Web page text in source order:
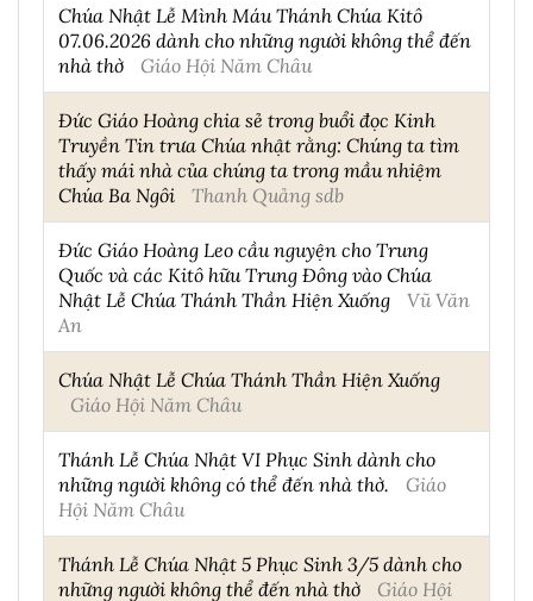
Chúa Nhật Lễ Mình Máu Thánh Chúa Kitô
07.06.2026 dành cho những người không thể đến
nhà thờ
Giáo Hội Năm Châu
Đức Giáo Hoàng chia sẻ trong buổi đọc Kinh
Truyền Tin trưa Chúa nhật rằng: Chúng ta tìm
thấy mái nhà của chúng ta trong mầu nhiệm
Chúa Ba Ngôi
Thanh Quảng sdb
Đức Giáo Hoàng Leo cầu nguyện cho Trung
Quốc và các Kitô hữu Trung Đông vào Chúa
Nhật Lễ Chúa Thánh Thần Hiện Xuống
Vũ Văn
An
Chúa Nhật Lễ Chúa Thánh Thần Hiện Xuống
Giáo Hội Năm Châu
Thánh Lễ Chúa Nhật VI Phục Sinh dành cho
những người không có thể đến nhà thờ.
Giáo
Hội Năm Châu
Thánh Lễ Chúa Nhật 5 Phục Sinh 3/5 dành cho
những người không thể đến nhà thờ
Giáo Hội